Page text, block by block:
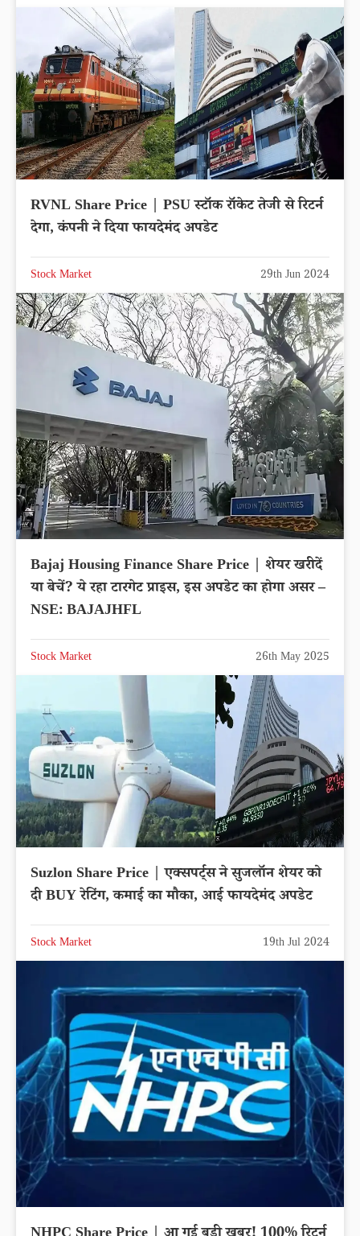
RVNL Share Price | PSU स्टॉक रॉकेट तेजी से रिटर्न
देगा, कंपनी ने दिया फायदेमंद अपडेट
Stock Market 29th Jun 2024
Bajaj Housing Finance Share Price | शेयर खरीदें
या बेचें? ये रहा टारगेट प्राइस, इस अपडेट का होगा असर –
NSE: BAJAJHFL
Stock Market 26th May 2025
Suzlon Share Price | एक्सपर्ट्स ने सुजलॉन शेयर को
दी BUY रेटिंग, कमाई का मौका, आई फायदेमंद अपडेट
Stock Market 19th Jul 2024